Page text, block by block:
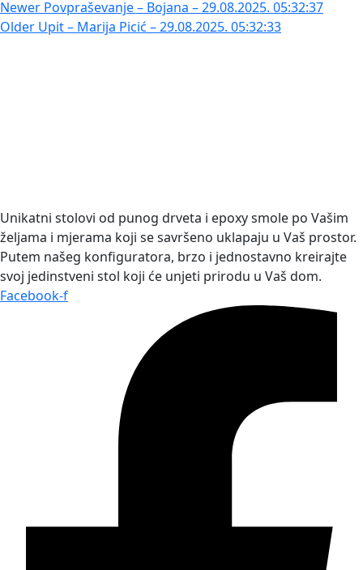
Newer Povpraševanje – Bojana – 29.08.2025. 05:32:37
Older Upit – Marija Picić – 29.08.2025. 05:32:33
Unikatni stolovi od punog drveta i epoxy smole po Vašim
željama i mjerama koji se savršeno uklapaju u Vaš prostor.
Putem našeg konfiguratora, brzo i jednostavno kreirajte
svoj jedinstveni stol koji će unjeti prirodu u Vaš dom.
Facebook-f